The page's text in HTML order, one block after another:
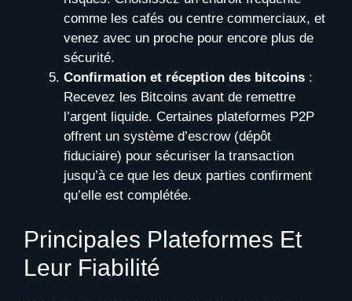
comme les cafés ou centre commerciaux, et
venez avec un proche pour encore plus de
sécurité.
Confirmation et réception des bitcoins :
Recevez les Bitcoins avant de remettre
l’argent liquide. Certaines plateformes P2P
offrent un système d’escrow (dépôt
fiduciaire) pour sécuriser la transaction
jusqu’à ce que les deux parties confirment
qu’elle est complétée.
Principales Plateformes Et
Leur Fiabilité